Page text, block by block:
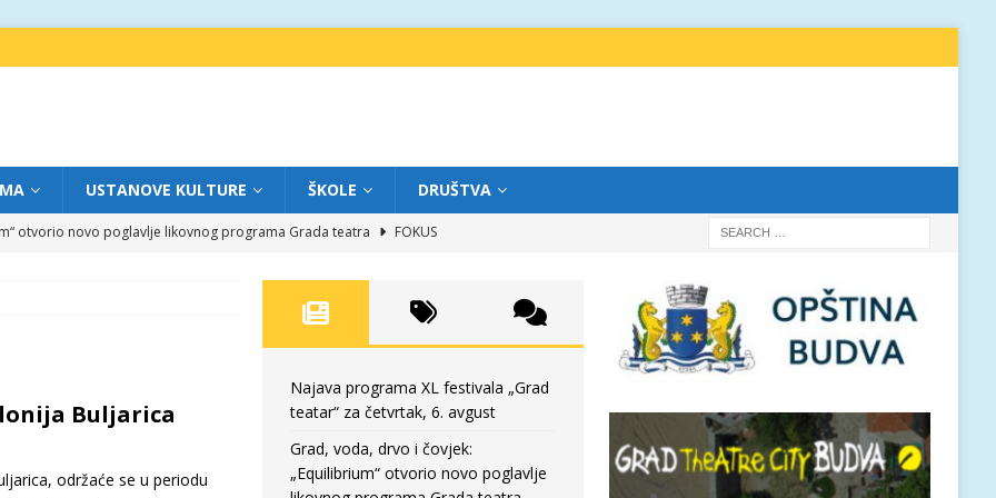
USTANOVE KULTURE ŠKOLE DRUŠTVA
otvorio novo poglavlje likovnog programa Grada teatra
FOKUS
Fest Montenegro“
veče vrhunske muzike
GRAD TEATAR
za četvrtak, 6. avgust
Buljarica
održaće se u periodu
Najava programa XL festivala „Grad
teatar“ za četvrtak, 6. avgust
Grad, voda, drvo i čovjek:
„Equilibrium“ otvorio novo poglavlje